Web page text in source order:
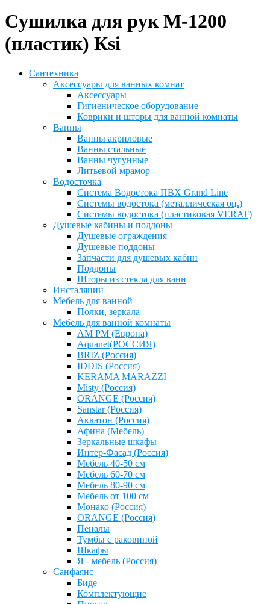
Cушилка для рук М-1200
(пластик) Кsi
Сантехника
Аксессуары для ванных комнат
Аксессуары
Гигиеническое оборудование
Коврики и шторы для ванной комнаты
Ванны
Ванны акриловые
Ванны стальные
Ванны чугунные
Литьевой мрамор
Водосточка
Система Водостока ПВХ Grand Line
Системы водостока (металлическая оц.)
Системы водостока (пластиковая VERAT)
Душевые кабины и поддоны
Душевые ограждения
Душевые поддоны
Запчасти для душевых кабин
Поддоны
Шторы из стекла для ванн
Инсталяции
Мебель для ванной
Полки, зеркала
Мебель для ванной комнаты
AM PM (Европа)
Aquanet(РОССИЯ)
BRIZ (Россия)
IDDIS (Россия)
KERAMA MARAZZI
Misty (Россия)
ОRANGE (Россия)
Sanstar (Россия)
Акватон (Россия)
Афина (Мебель)
Зеркальные шкафы
Интер-Фасад (Россия)
Мебель 40-50 см
Мебель 60-70 см
Мебель 80-90 см
Мебель от 100 см
Монако (Россия)
ОRANGE (Россия)
Пеналы
Тумбы с раковиной
Шкафы
Я - мебель (Россия)
Санфаянс
Биде
Комплектующие